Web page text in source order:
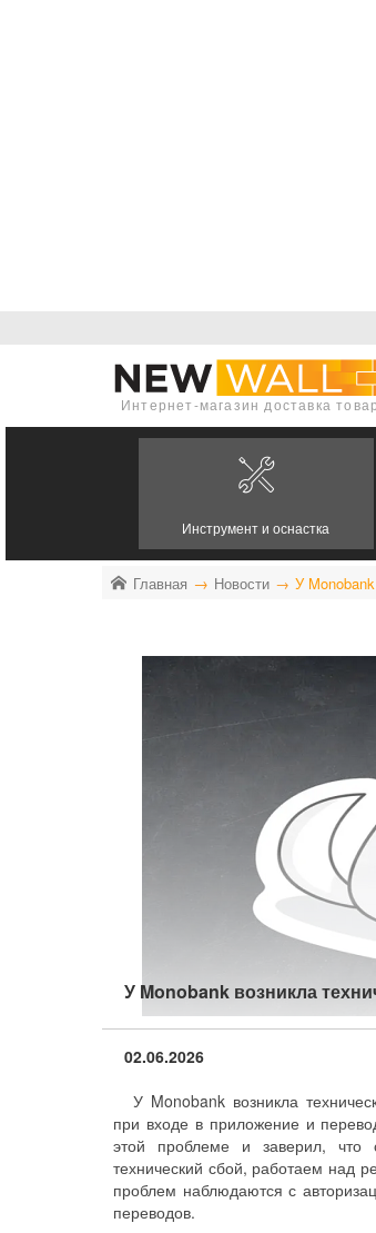
Интернет-магазин доставка
Инструмент и оснастка
Главная Новости У
У Monobank возникла
02.06.2026
У Monobank возникла
при входе в приложение и
этой проблеме и заверил,
технический сбой, работаем над
проблем наблюдаются с
переводов.